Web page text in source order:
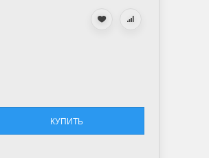
КУПИТЬ